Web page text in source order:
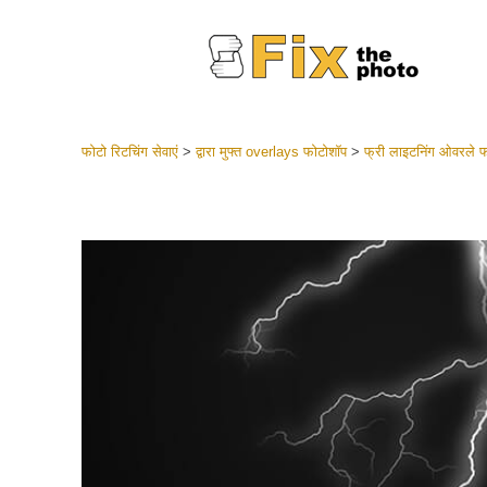
शादी की
बेस्ट
मोबाइल
फोटो रिटचिंग सेवाएं>द्वारा मुफ्त overlays फोटोशॉप>फ्री लाइटनिंग ओवरले